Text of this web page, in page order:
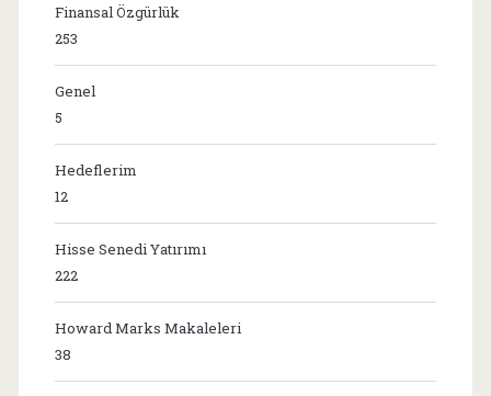
Finansal Özgürlük
253
Genel
5
Hedeflerim
12
Hisse Senedi Yatırımı
222
Howard Marks Makaleleri
38